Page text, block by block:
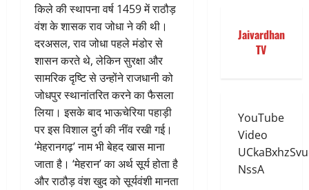
किले की स्थापना वर्ष 1459 में राठौड़
वंश के शासक राव जोधा ने की थी।
दरअसल, राव जोधा पहले मंडोर से
शासन करते थे, लेकिन सुरक्षा और
सामरिक दृष्टि से उन्होंने राजधानी को
जोधपुर स्थानांतरित करने का फैसला
लिया। इसके बाद भाऊचेरिया पहाड़ी
पर इस विशाल दुर्ग की नींव रखी गई।
‘मेहरानगढ़’ नाम भी बेहद खास माना
जाता है। ‘मेहरान’ का अर्थ सूर्य होता है
और राठौड़ वंश खुद को सूर्यवंशी मानता
Jaivardhan
TV
YouTube
Video
NssA